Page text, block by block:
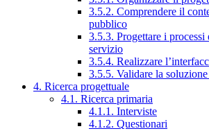
3.5.2. Comprendere il
pubblico
3.5.3. Progettare i processi
servizio
3.5.4. Realizzare
3.5.5. Validare la soluzione
4. Ricerca progettuale
4.1. Ricerca primaria
4.1.1. Interviste
4.1.2. Questionari